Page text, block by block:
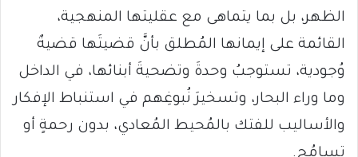
الظهر، بل بما يتماهى مع عقليتها المنهجية،
القائمة على إيمانها المُطلق بأنَّ قضيتَها قضيةٌ
وُجودية، تستوجبُ وحدةَ وتضحيةَ أبنائها، في الداخل
وما وراء البحار، وتسخيرَ نُبوغِهم في استنباط الإفكار
والأساليب للفتك بالمُحيط المُعادي، بدون رحمةٍ أو
تسامُح.